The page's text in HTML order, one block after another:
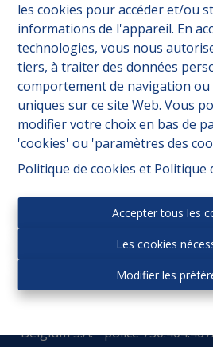
les cookies pour accéder et/ou
informations de l'appareil. En
technologies, vous nous
tiers, à traiter des données
comportement de navigation
uniques sur ce site Web. Vous
modifier votre choix en bas de
'cookies' ou 'paramètres des
Politique de cookies et Politique
Accepter tous les
Les cookies
Modifier les
À acheter
Autorité de surveillance:
du Luxembourg 16b - 1000
Code déontologie.
Belgium S.A. - police